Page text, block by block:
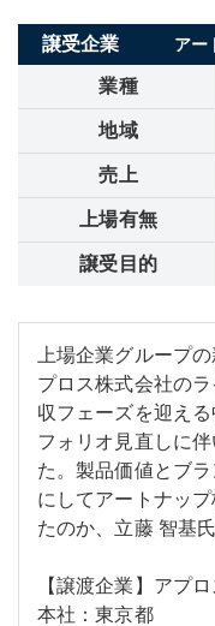
譲受企業 アー
業種
地域
売上
上場有無
譲受目的
上場企業グループ
プロス株式会社の
収フェーズを迎え
フォリオ見直しに
た。製品価値とブ
にしてアートナッ
たのか、立藤 智基
【譲渡企業】アプ
本社：東京都